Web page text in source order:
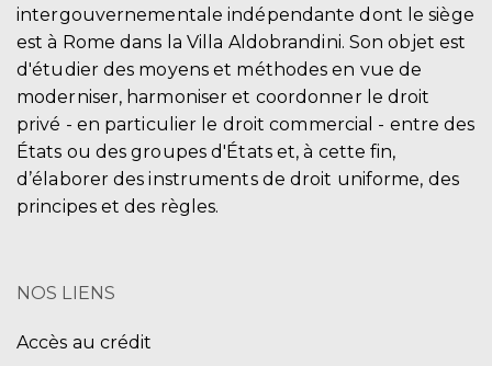
intergouvernementale indépendante dont le siège
est à Rome dans la Villa Aldobrandini. Son objet est
d'étudier des moyens et méthodes en vue de
moderniser, harmoniser et coordonner le droit
privé - en particulier le droit commercial - entre des
États ou des groupes d'États et, à cette fin,
d’élaborer des instruments de droit uniforme, des
principes et des règles.
NOS LIENS
Accès au crédit